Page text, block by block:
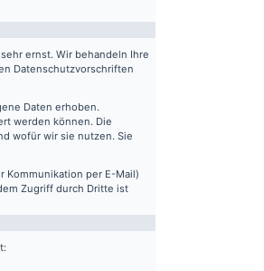
ernst. Wir behandeln Ihre
Datenschutzvorschriften
Daten erhoben.
werden können. Die
wofür wir sie nutzen. Sie
Kommunikation per E-Mail)
Zugriff durch Dritte ist